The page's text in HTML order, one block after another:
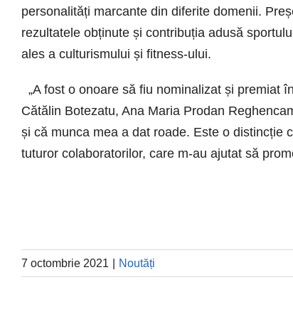
personalități marcante din diferite domenii.
rezultatele obținute și contribuția adusă
ales a culturismului și fitness-ului.
„A fost o onoare să fiu nominalizat și premiat
Cătălin Botezatu, Ana Maria Prodan
și că munca mea a dat roade. Este o distincție
tuturor colaboratorilor, care m-au ajutat să
7 octombrie 2021 Noutăți